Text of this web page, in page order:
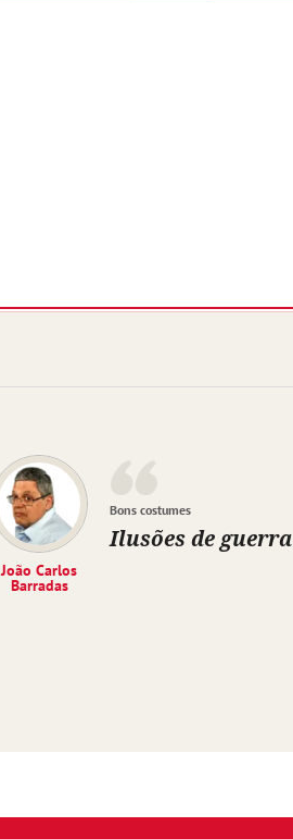
João Carlos
Barradas
Bons costumes
Ilusões de guerra